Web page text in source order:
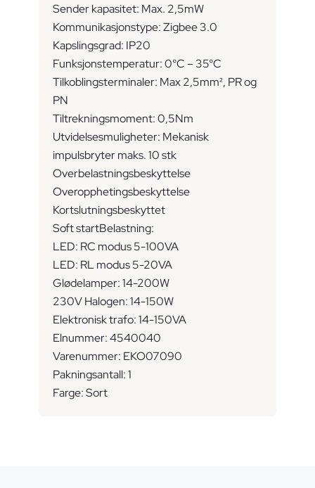
Sender kapasitet: Max. 2,5mW
Kommunikasjonstype: Zigbee 3.0
Kapslingsgrad: IP20
Funksjonstemperatur: 0°C – 35°C
Tilkoblingsterminaler: Max 2,5mm², PR og
PN
Tiltrekningsmoment: 0,5Nm
Utvidelsesmuligheter: Mekanisk
impulsbryter maks. 10 stk
Overbelastningsbeskyttelse
Overopphetingsbeskyttelse
Kortslutningsbeskyttet
Soft startBelastning:
LED: RC modus 5-100VA
LED: RL modus 5-20VA
Glødelamper: 14-200W
230V Halogen: 14-150W
Elektronisk trafo: 14-150VA
Elnummer: 4540040
Varenummer: EKO07090
Pakningsantall: 1
Farge: Sort